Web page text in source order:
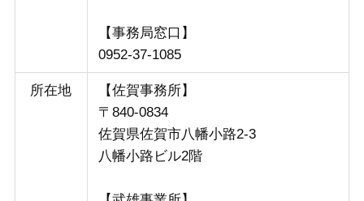
【事務局窓口】
0952-37-1085
所在地
【佐賀事務所】
〒840-0834
佐賀県佐賀市八幡小路2-3
八幡小路ビル2階